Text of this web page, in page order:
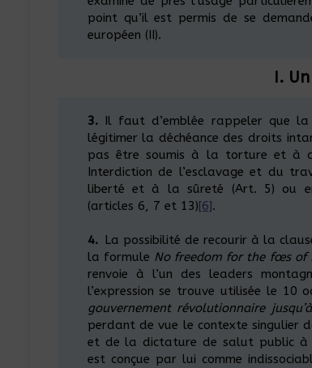
point qu’il est permis de se
européen (II).
I.
3.Il faut d’emblée rappeler que la
légitimer la déchéance des droits
pas être soumis à la torture et à
Interdiction de l’esclavage et du
liberté et à la sûreté (Art. 5) ou
(articles 6, 7 et 13)[6].
4.La possibilité de recourir à la
la formule No freedom for the fœs of
renvoie à l’un des leaders
l’expression se trouve utilisée le 10
gouvernement révolutionnaire
perdant de vue le contexte singulier
et de la dictature de salut public à
est conçue par lui comme